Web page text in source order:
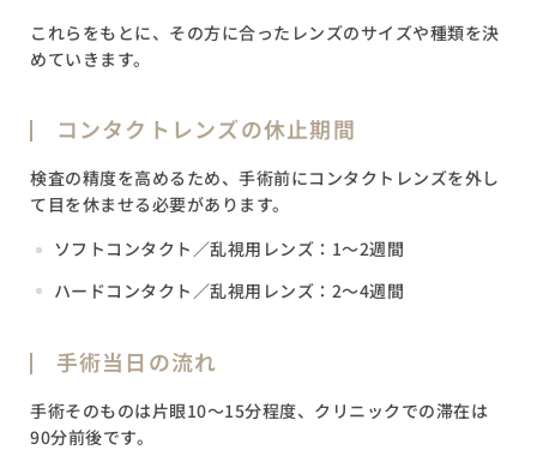
これらをもとに、その方に合ったレンズのサイズや種類を決
めていきます。
コンタクトレンズの休止期間
検査の精度を高めるため、手術前にコンタクトレンズを外し
て目を休ませる必要があります。
ソフトコンタクト／乱視用レンズ：1～2週間
ハードコンタクト／乱視用レンズ：2〜4週間
手術当日の流れ
手術そのものは片眼10〜15分程度、クリニックでの滞在は
90分前後です。